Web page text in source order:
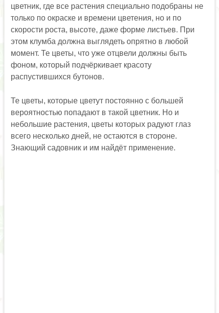
цветник, где все растения специально подобраны не
только по окраске и времени цветения, но и по
скорости роста, высоте, даже форме листьев. При
этом клумба должна выглядеть опрятно в любой
момент. Те цветы, что уже отцвели должны быть
фоном, который подчёркивает красоту
распустившихся бутонов.
Те цветы, которые цветут постоянно с большей
вероятностью попадают в такой цветник. Но и
небольшие растения, цветы которых радуют глаз
всего несколько дней, не остаются в стороне.
Знающий садовник и им найдёт применение.